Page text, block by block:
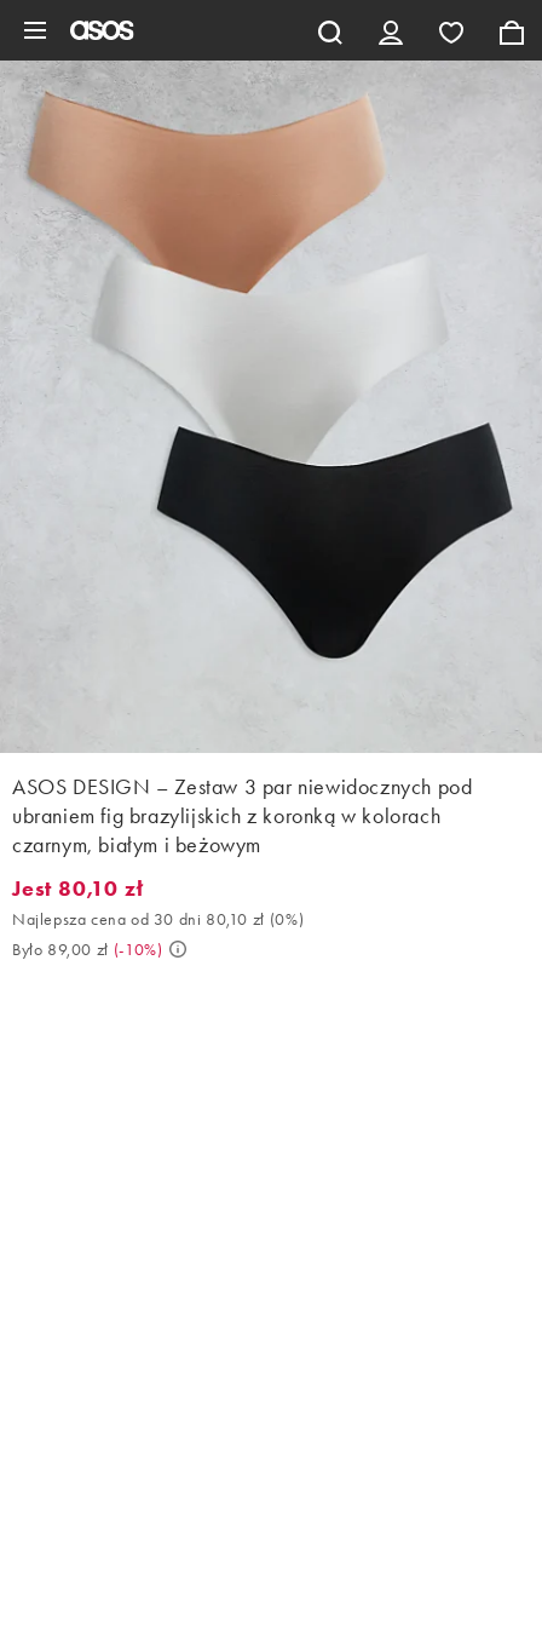
ASOS DESIGN – Zestaw 3 par niewidocznych pod
ubraniem fig brazylijskich z koronką w kolorach
czarnym, białym i beżowym
Jest 80,10 zł. Najlepsza cena od 30 dni 80,10 zł (0%). Było
Jest 80,10 zł
Najlepsza cena od 30 dni 80,10 zł (0%)
Było 89,00 zł (-10%)